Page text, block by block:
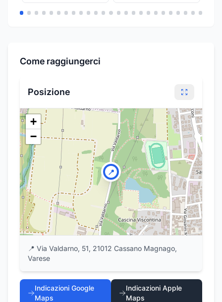
Come raggiungerci
Posizione
📍
+
−
📍 Via Valdarno, 51, 21012 Cassano Magnago,
Varese
Indicazioni Google
Maps
Indicazioni Apple
Maps